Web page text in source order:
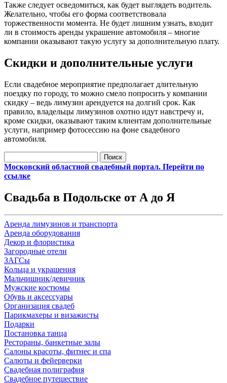
Также следует осведомиться, как будет выглядеть водитель.
Желательно, чтобы его форма соответствовала
торжественности момента. Не будет лишним узнать, входит
ли в стоимость аренды украшение автомобиля – многие
компании оказывают такую услугу за дополнительную плату.
Скидки и дополнительные услуги
Если свадебное мероприятие предполагает длительную
поездку по городу, то можно смело попросить у компании
скидку – ведь лимузин арендуется на долгий срок. Как
правило, владельцы лимузинов охотно идут навстречу и,
кроме скидки, оказывают таким клиентам дополнительные
услуги, например фотосессию на фоне свадебного
автомобиля.
Московский областной свадебный портал. Перейти по
ссылке
Свадьба в Подольске от А до Я
Аренда лимузинов и транспорта
Аренда оборудования
Декор и флористика
Загородные отели
ЗАГСы
Кольца и украшения
Мальчишник/девичник
Мужские костюмы
Обувь и аксессуары
Организация свадеб
Парикмахеры и визажисты
Подарки
Постановка танца
Рестораны, банкетные залы
Салоны красоты, фитнес и спа
Салюты и фейерверки
Свадебная полиграфия
Свадебное путешествие